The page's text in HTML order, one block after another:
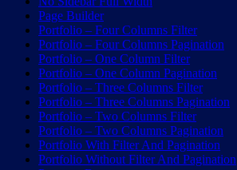
Page Builder
Portfolio – Four Columns Filter
Portfolio – Four Columns Pagination
Portfolio – One Column Filter
Portfolio – One Column Pagination
Portfolio – Three Columns Filter
Portfolio – Three Columns Pagination
Portfolio – Two Columns Filter
Portfolio – Two Columns Pagination
Portfolio With Filter And Pagination
Portfolio Without Filter And Pagination